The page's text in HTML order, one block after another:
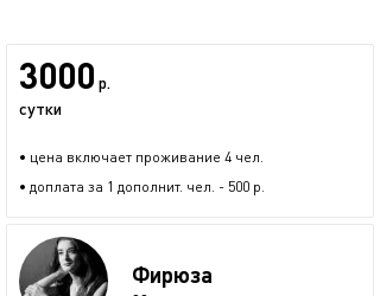
3000 р.
сутки
• цена включает проживание 4 чел.
• доплата за 1 дополнит. чел. - 500 р.
Фирюза